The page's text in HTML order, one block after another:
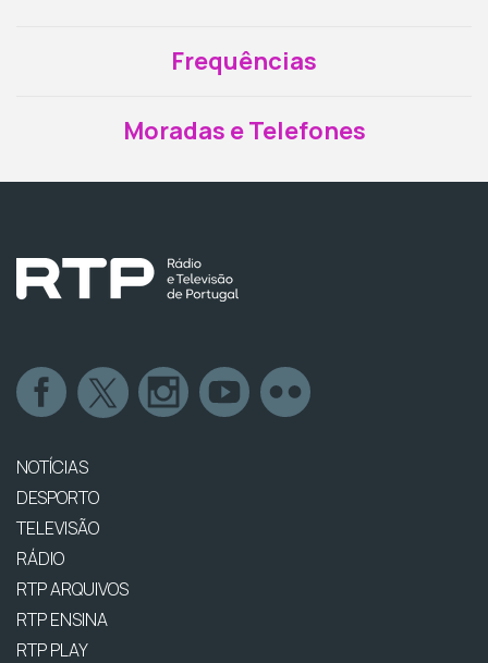
Frequências
Moradas e Telefones
NOTÍCIAS
DESPORTO
TELEVISÃO
RÁDIO
RTP ARQUIVOS
RTP ENSINA
RTP PLAY